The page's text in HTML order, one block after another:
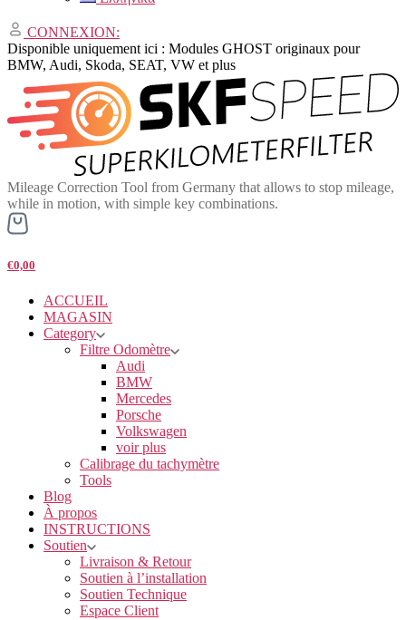
CONNEXION:
Disponible uniquement ici : Modules GHOST originaux pour
BMW, Audi, Skoda, SEAT, VW et plus
Mileage Correction Tool from Germany that allows to stop mileage,
while in motion, with simple key combinations.
€0,00
ACCUEIL
MAGASIN
Category
Filtre Odomètre
Audi
BMW
Mercedes
Porsche
Volkswagen
voir plus
Calibrage du tachymètre
Tools
Blog
À propos
INSTRUCTIONS
Soutien
Livraison & Retour
Soutien à l’installation
Soutien Technique
Espace Client